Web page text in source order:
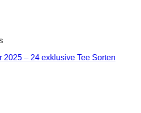
2025 – 24 exklusive Tee Sorten